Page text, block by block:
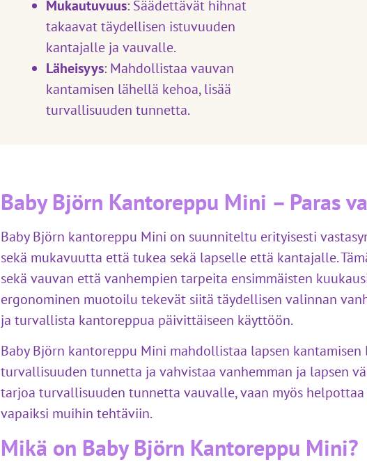
Mukautuvuus: Säädettävät hihnat
takaavat täydellisen istuvuuden
kantajalle ja vauvalle.
Läheisyys: Mahdollistaa vauvan
kantamisen lähellä kehoa, lisää
turvallisuuden tunnetta.
Baby Björn Kantoreppu Mini – Paras
Baby Björn kantoreppu Mini on suunniteltu erityisesti
sekä mukavuutta että tukea sekä lapselle että kantajalle.
sekä vauvan että vanhempien tarpeita ensimmäisten
ergonominen muotoilu tekevät siitä täydellisen valinnan
ja turvallista kantoreppua päivittäiseen käyttöön.
Baby Björn kantoreppu Mini mahdollistaa lapsen
turvallisuuden tunnetta ja vahvistaa vanhemman ja lapsen
tarjoa turvallisuuden tunnetta vauvalle, vaan myös
vapaiksi muihin tehtäviin.
Mikä on Baby Björn Kantoreppu Mini?